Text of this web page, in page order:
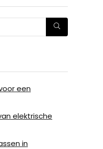
een
elektrische
in